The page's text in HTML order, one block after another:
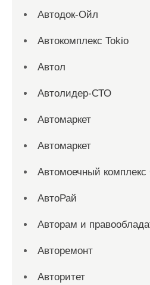
Автодок-Ойл
Автокомплекс Tokio
Автол
Автолидер-СТО
Автомаркет
Автомаркет
Автомоечный комплекс
АвтоРай
Авторам и
Авторемонт
Авторитет